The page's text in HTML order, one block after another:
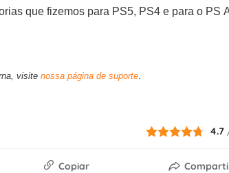
que fizemos para PS5, PS4 e para o PS
visite nossa página de suporte.
4.7
Copiar